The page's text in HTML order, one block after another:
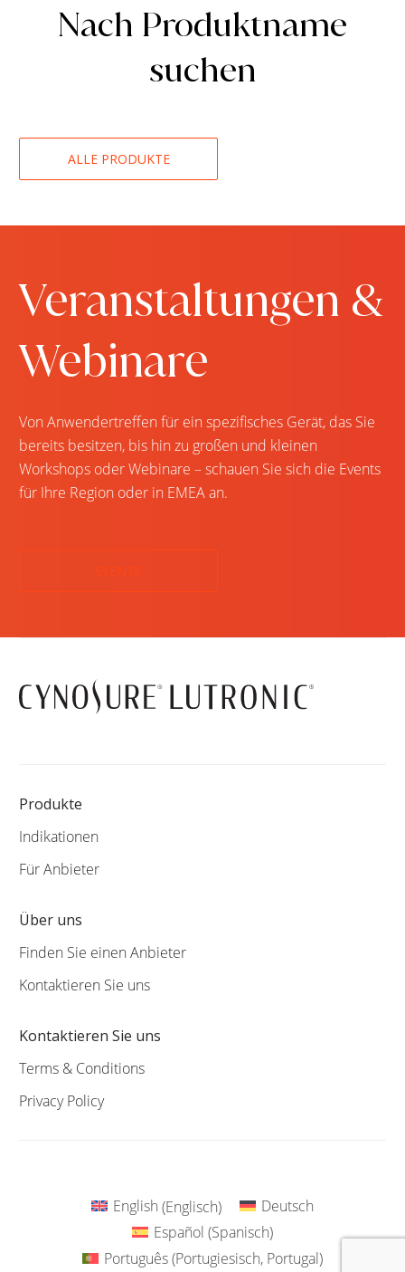
Nach Produktname
suchen
ALLE PRODUKTE
Veranstaltungen &
Webinare
Von Anwendertreffen für ein spezifisches Gerät, das Sie
bereits besitzen, bis hin zu großen und kleinen
Workshops oder Webinare – schauen Sie sich die Events
für Ihre Region oder in EMEA an.
EVENTS
Produkte
Indikationen
Für Anbieter
Über uns
Finden Sie einen Anbieter
Kontaktieren Sie uns
Kontaktieren Sie uns
Terms & Conditions
Privacy Policy
English (Englisch)
Deutsch
Español (Spanisch)
Português(Portugiesisch, Portugal)